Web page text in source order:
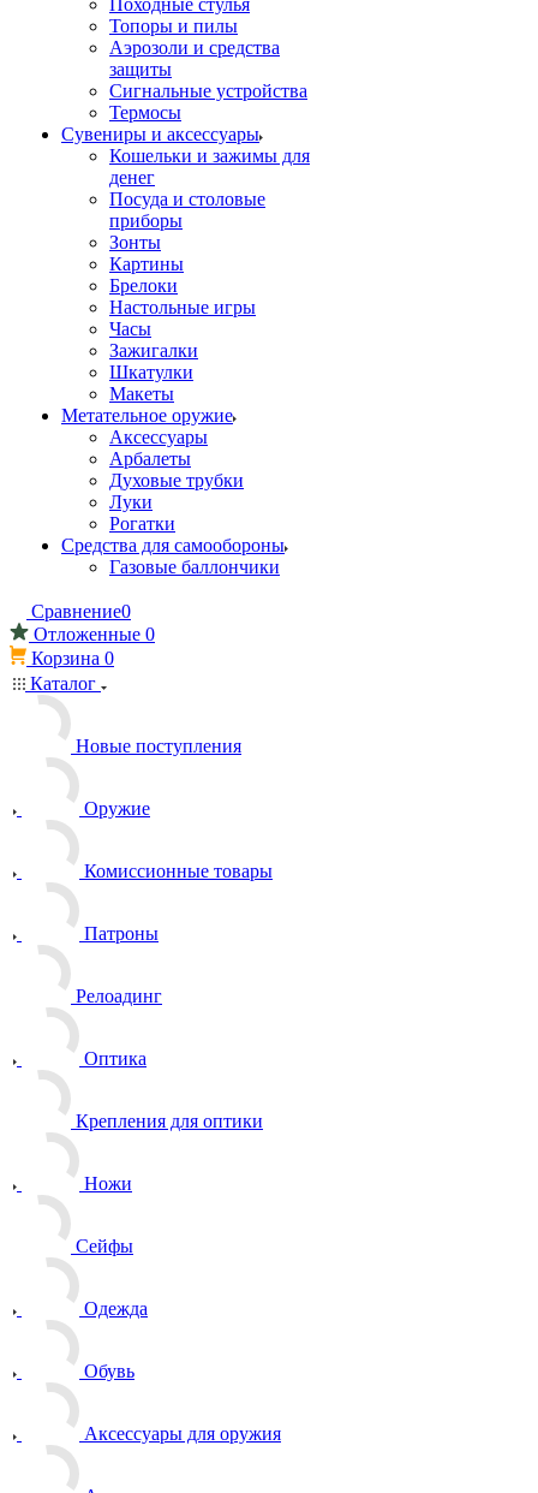
Походные стулья
Топоры и пилы
Аэрозоли и средства
защиты
Сигнальные устройства
Термосы
Сувениры и аксессуары
Кошельки и зажимы для
денег
Посуда и столовые
приборы
Зонты
Картины
Брелоки
Настольные игры
Часы
Зажигалки
Шкатулки
Макеты
Метательное оружие
Аксессуары
Арбалеты
Духовые трубки
Луки
Рогатки
Средства для самообороны
Газовые баллончики
Сравнение0
Отложенные 0
Корзина 0
Каталог
Новые поступления
Оружие
Комиссионные товары
Патроны
Релоадинг
Оптика
Крепления для оптики
Ножи
Сейфы
Одежда
Обувь
Аксессуары для оружия